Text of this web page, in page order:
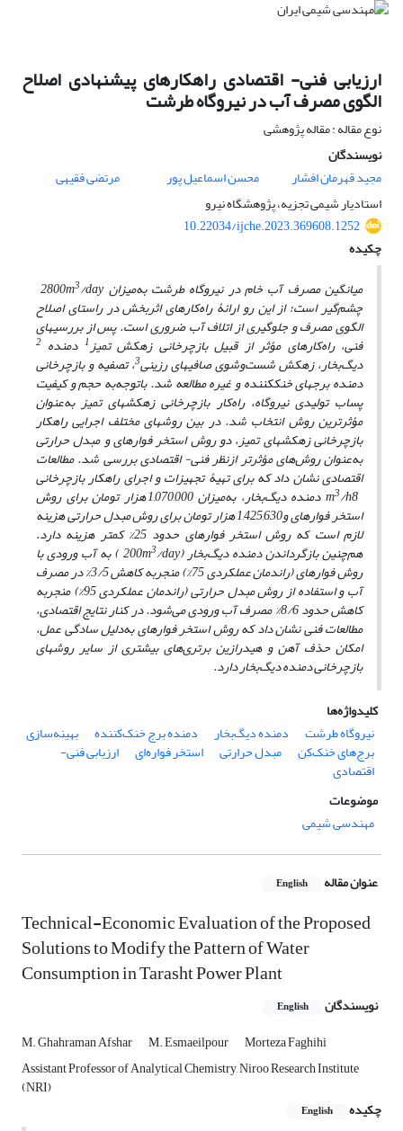
ارزیابی فنی- اقتصادی راهکارهای پیشنهادی اصلاح
الگوی مصرف آب در نیروگاه طرشت
نوع مقاله : مقاله پژوهشی
نویسندگان
مجید قهرمان افشار
محسن اسماعیل پور
مرتضی فقیهی
استادیار شیمی تجزیه، پژوهشگاه نیرو
10.22034/ijche.2023.369608.1252
چکیده
میانگین مصرف آب خام در نیروگاه طرشت بهمیزان 2800 m3/day
چشم‌گیر است؛ از این رو ارائۀ راه‌کارهای اثربخش در راستای اصلاح
الگوی مصرف و جلوگیری از اتلاف آب ضروری است. پس از بررسی­های
فنی، راه‌کارهای مؤثر از قبیل بازچرخانی زهکش تمیز1 دمنده
دیگ‌بخار، زهکش شست‌وشوی صافی­های رزینی3، تصفیه و بازچرخانی
دمندهبرج­های خنک­کننده و غیره مطالعه شد. باتوجهبه حجم و کیفیت
پساب تولیدی نیروگاه، راه‌کار بازچرخانی زهکش­های تمیز بهعنوان
مؤثرترین روش انتخاب شد. در بین روش­های مختلف اجرایی راهکار
بازچرخانی زهکش­های تمیز، دو روش استخر فواره­ای و مبدل حرارتی
بهعنوان روش‌های مؤثرتر ازنظر فنی- اقتصادی بررسی شد. مطالعات
اقتصادی نشان داد که برای تهیۀ تجهیزات و اجرای راهکار بازچرخانی
m3/h8 دمندهدیگ‌بخار، به میزان 1,070,000 هزار تومان برای روش
استخر فواره­ای و1,425,630 هزار تومان برای روش مبدل حرارتی هزینه
لازم است که روش استخر فواره­ای حدود 25% کمتر هزینه دارد.
هم‌چنین بازگرداندندمندهدیگ‌بخار (200 m3/day ) به آب ورودی با
روش فواره­ای (راندمان عملکردی 75%) منجربه کاهش 3/5% در مصرف
آب و استفاده از روش مبدل حرارتی (راندمان عملکردی 95%) منجربه
کاهش حدود 8/6% مصرف آب ورودی می‌شود. در کنار نتایج اقتصادی،
مطالعات فنی نشان داد که روش استخر فواره­ای بهدلیل سادگی عمل،
امکان حذف آهن و هیدرازین برتری‌های بیشتری از سایر روش­های
بازچرخانیدمندهدیگ‌بخار دارد.
کلیدواژه‌ها
نیروگاه‌ طرشت
دمنده دیگ‌بخار دمنده برج خنک‌کننده بهینه‌سازی
برج‌های خنک‌کن مبدل حرارتی استخر فواره‌ای ارزیابی فنی-
اقتصادی
موضوعات
مهندسی شیمی
عنوان مقاله English
Technical-Economic Evaluation of the Proposed
Solutions to Modify the Pattern of Water
Consumption in Tarasht Power Plant
نویسندگان English
M. Ghahraman Afshar M. Esmaeilpour
Morteza Faghihi
Assistant Professor of Analytical Chemistry, Niroo Research Institute
(NRI)
چکیده
English